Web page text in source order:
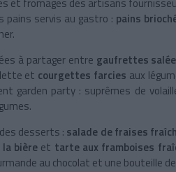
et fromages des artisans
pains servis au gastro : pains
à partager entre gaufrettes
et courgettes farcies aux
garden party : suprêmes de
desserts : salade de fraises
bière et tarte aux framboises
au chocolat et une bouteille de